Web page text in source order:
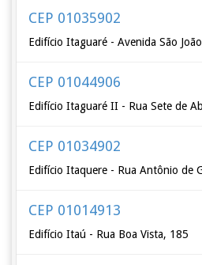
CEP 01035902
Edifício Itaguaré - Avenida São
CEP 01044906
Edifício Itaguaré II - Rua Sete de
CEP 01034902
Edifício Itaquere - Rua Antônio de
CEP 01014913
Edifício Itaú - Rua Boa Vista, 185